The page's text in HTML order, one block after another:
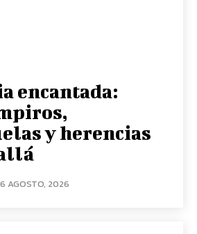
encantada:
y herencias
6 AGOSTO, 2026